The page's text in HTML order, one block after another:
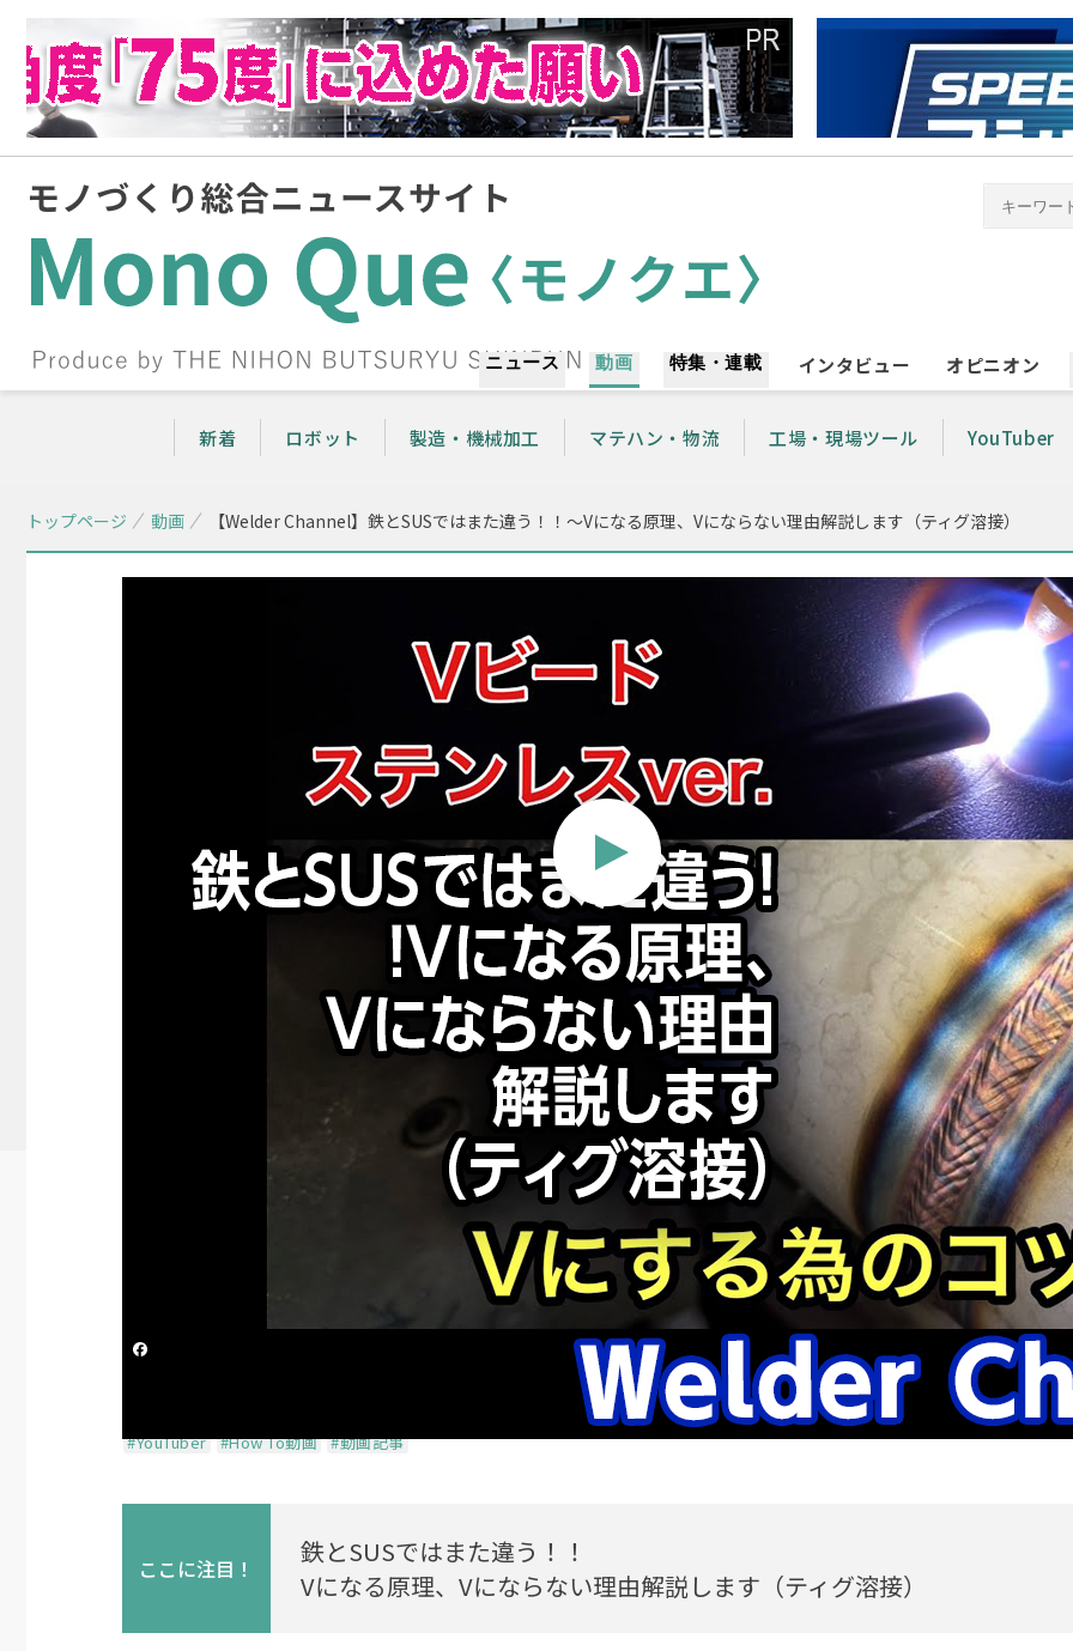
ニュース 動画 特集・連載 インタビュー オピニオン
新着 ロボット 製造・機械加工 マテハン・物流 工場・現場ツール YouTuber
トップページ 動画 【Welder Channel】鉄とSUSではまた違う！！〜Vになる原理、Vにならない理由解説します（ティグ溶接）
【Welder Channel】鉄とSUSではまた違う！！〜Vに
る原理、Vにならない理由解説します（ティグ溶接）
2025/07/22 09:40
Welder Channel（ウェルダーチャンネル）
#YouTuber #How To動画 #動画記事
ここに注目！
鉄とSUSではまた違う！！
Vになる原理、Vにならない理由解説します（ティグ溶接）